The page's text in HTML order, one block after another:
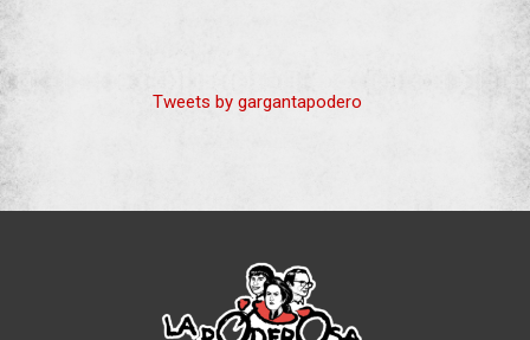
Tweets by gargantapodero